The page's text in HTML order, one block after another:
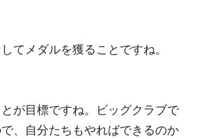
てメダルを獲ることですね。
が目標ですね。ビッグクラブで
、自分たちもやればできるのか